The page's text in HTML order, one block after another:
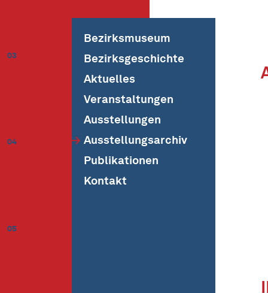
03
04
05
Bezirksmuseum
Bezirksgeschichte
Aktuelles
Veranstaltungen
Ausstellungen
Ausstellungsarchiv
Publikationen
Kontakt